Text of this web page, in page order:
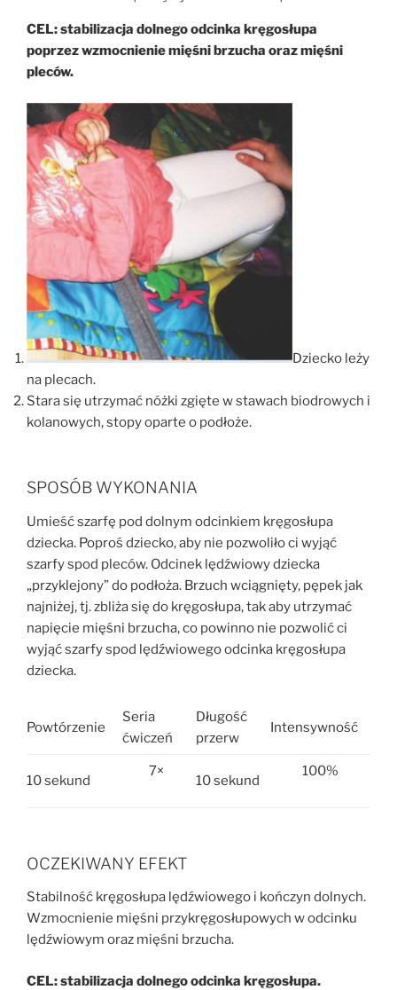
CEL:stabilizacja dolnego odcinka kręgosłupa
poprzez wzmocnienie mięśni brzucha oraz mięśni
pleców.
Dziecko leży
na plecach.
Stara się utrzymać nóżki zgięte w stawach biodrowych i
kolanowych, stopy oparte o podłoże.
SPOSÓB WYKONANIA
Umieść szarfę pod dolnym odcinkiem kręgosłupa
dziecka. Poproś dziecko, aby nie pozwoliło ci wyjąć
szarfy spod pleców. Odcinek lędźwiowy dziecka
„przyklejony” do podłoża. Brzuch wciągnięty, pępek jak
najniżej, tj. zbliża się do kręgosłupa, tak aby utrzymać
napięcie mięśni brzucha, co powinno nie pozwolić ci
wyjąć szarfy spod lędźwiowego odcinka kręgosłupa
dziecka.
Powtórzenie
Seria
ćwiczeń
Długość
przerw
Intensywność
10 sekund
7×
10 sekund
100%
OCZEKIWANY EFEKT
Stabilność kręgosłupa lędźwiowego i kończyn dolnych.
Wzmocnienie mięśni przykręgosłupowych w odcinku
lędźwiowym oraz mięśni brzucha.
CEL: stabilizacja dolnego odcinka kręgosłupa.